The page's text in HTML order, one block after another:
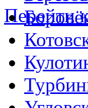
Перейти